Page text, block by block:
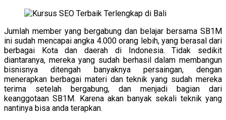
Jumlah member yang bergabung dan belajar bersama SB1M
ini sudah mencapai angka 4.000 orang lebih, yang berasal dari
berbagai Kota dan daerah di Indonesia. Tidak sedikit
diantaranya, mereka yang sudah berhasil dalam membangun
bisnisnya ditengah banyaknya persaingan, dengan
menerapkan berbagai materi dan teknik yang sudah mereka
terima setelah bergabung, dan menjadi bagian dari
keanggotaan SB1M. Karena akan banyak sekali teknik yang
nantinya bisa anda terapkan.